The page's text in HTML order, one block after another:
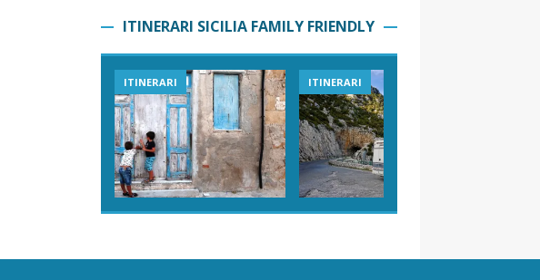
ITINERARI SICILIA FAMILY FRIENDLY
ITINERARI ITINERARI